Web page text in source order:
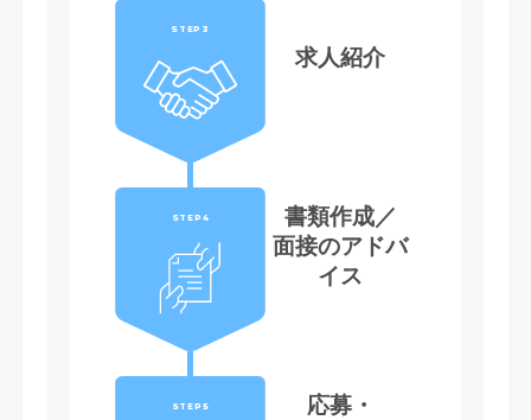
STEP3
求人紹介
STEP4
書類作成／
面接のアドバ
イス
STEP5
応募・